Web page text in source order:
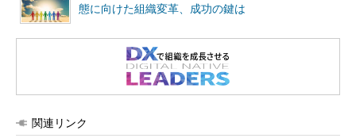
態に向けた組織変革、成功の鍵は
関連リンク